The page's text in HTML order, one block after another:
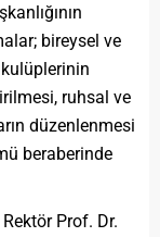
bireysel ve
ruhsal ve
düzenlenmesi
beraberinde
Prof. Dr.